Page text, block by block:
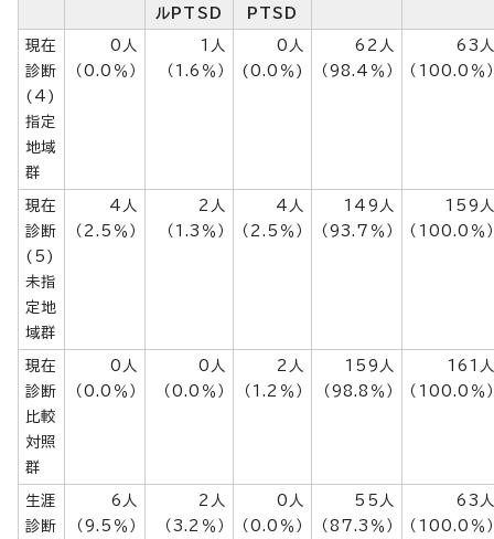
ルPTSD PTSD
現在
診断
(4)
指定
地域
群
0人
（0.0％）
1人
（1.6％）
0人
(0.0％)
62人
（98.4％）
63人
（100.0％）
現在
診断
(5)
未指
定地
域群
4人
（2.5％）
2人
（1.3％）
4人
（2.5％）
149人
（93.7％）
159人
（100.0％）
現在
診断
比較
対照
群
0人
（0.0％）
0人
（0.0％）
2人
（1.2％）
159人
（98.8％）
161人
（100.0％）
生涯
診断
6人
（9.5％）
2人
（3.2％）
0人
（0.0％）
55人
（87.3％）
63人
（100.0％）